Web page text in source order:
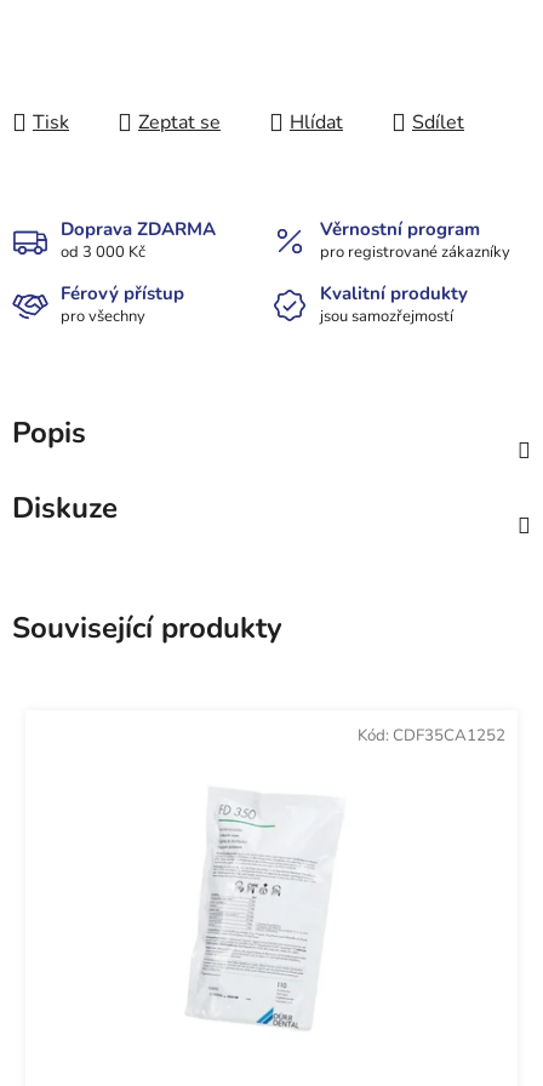
Tisk Zeptat se Hlídat Sdílet
Doprava ZDARMA
od 3 000 Kč
Věrnostní program
pro registrované zákazníky
Férový přístup
pro všechny
Kvalitní produkty
jsou samozřejmostí
Popis
Diskuze
Související produkty
Kód: CDF35CA1252